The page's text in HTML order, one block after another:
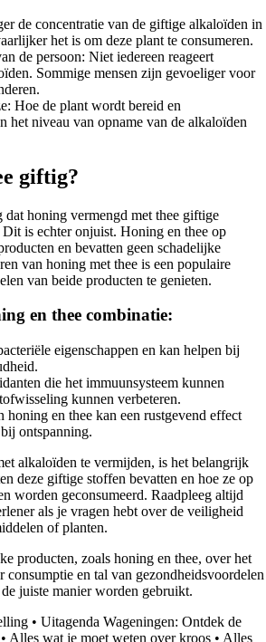
de concentratie van de giftige alkaloïden in
het is om deze plant te consumeren.
de persoon: Niet iedereen reageert
Sommige mensen zijn gevoeliger voor
Hoe de plant wordt bereid en
het niveau van opname van de alkaloïden
giftig?
dat honing vermengd met thee giftige
is echter onjuist. Honing en thee op
en bevatten geen schadelijke
van honing met thee is een populaire
van beide producten te genieten.
en thee combinatie:
eigenschappen en kan helpen bij
die het immuunsysteem kunnen
kunnen verbeteren.
honing en thee kan een rustgevend effect
ontspanning.
alkaloïden te vermijden, is het belangrijk
deze giftige stoffen bevatten en hoe ze op
worden geconsumeerd. Raadpleeg altijd
als je vragen hebt over de veiligheid
of planten.
producten, zoals honing en thee, over het
en tal van gezondheidsvoordelen
juiste manier worden gebruikt.
• Uitagenda Wageningen: Ontdek de
• Alles wat je moet weten over kroos • Alles